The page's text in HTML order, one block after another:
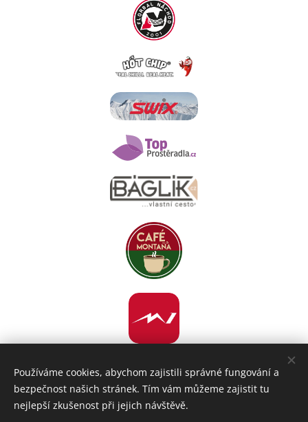
Používáme cookies, abychom zajistili správné fungování a
bezpečnost našich stránek. Tím vám můžeme zajistit tu
nejlepší zkušenost při jejich návštěvě.